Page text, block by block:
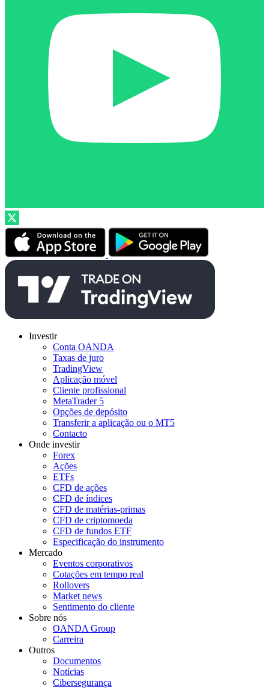
Investir
Conta OANDA
Taxas de juro
TradingView
Aplicação móvel
Cliente profissional
MetaTrader 5
Opções de depósito
Transferir a aplicação ou o MT5
Contacto
Onde investir
Forex
Ações
ETFs
CFD de ações
CFD de índices
CFD de matérias-primas
CFD de criptomoeda
CFD de fundos ETF
Especificação do instrumento
Mercado
Eventos corporativos
Cotações em tempo real
Rollovers
Market news
Sentimento do cliente
Sobre nós
OANDA Group
Carreira
Outros
Documentos
Notícias
Cibersegurança